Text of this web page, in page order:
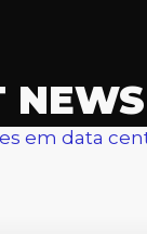
NEWS